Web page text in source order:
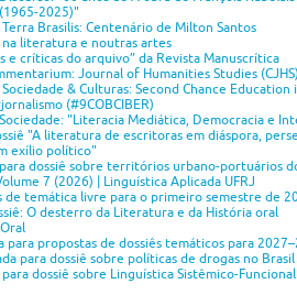
2025)"
Brasilis: Centenário de Milton Santos
na literatura e noutras artes
e críticas do arquivo” da Revista Manuscrítica
Journal of Humanities Studies (CJHS)
Sociedade & Culturas: Second Chance Education
(#9COBCIBER)
"Literacia Mediática, Democracia e
"A literatura de escritoras em diáspora,
exílio político"
dossiê sobre territórios urbano-portuários
7 (2026) | Linguística Aplicada UFRJ
de temática livre para o primeiro semestre de
O desterro da Literatura e da História oral
para propostas de dossiês temáticos para
para dossiê sobre políticas de drogas no
dossiê sobre Linguística Sistêmico-